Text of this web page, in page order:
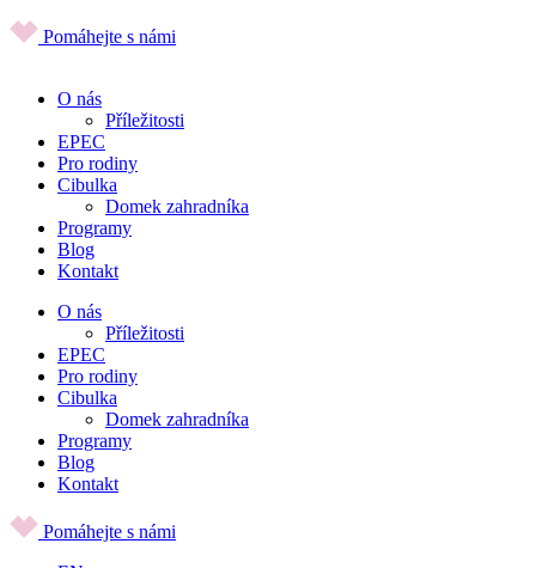
Pomáhejte s námi
O nás
Příležitosti
EPEC
Pro rodiny
Cibulka
Domek zahradníka
Programy
Blog
Kontakt
O nás
Příležitosti
EPEC
Pro rodiny
Cibulka
Domek zahradníka
Programy
Blog
Kontakt
Pomáhejte s námi